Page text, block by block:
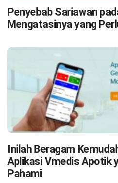
Penyebab Sariawan
Mengatasinya yang
Inilah Beragam
Aplikasi Vmedis Apotik
Pahami